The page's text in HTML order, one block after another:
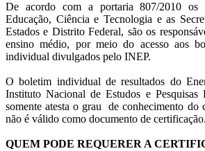
De acordo com a portaria 807/2010 os
Educação, Ciência e Tecnologia e as
Estados e Distrito Federal, são os
ensino médio, por meio do acesso aos
individual divulgados pelo INEP.
O boletim individual de resultados do
Instituto Nacional de Estudos e Pesquisas
somente atesta o grau de conhecimento do
não é válido como documento de certificação.
QUEM PODE REQUERER A